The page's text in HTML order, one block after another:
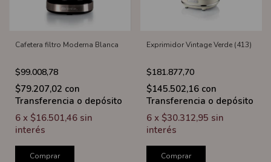
Cafetera filtro Moderna Blanca
$99.008,78
$79.207,02 con
Transferencia o depósito
6 x $16.501,46 sin
interés
Comprar
Exprimidor Vintage Verde (413)
$181.877,70
$145.502,16 con
Transferencia o depósito
6 x $30.312,95 sin
interés
Comprar